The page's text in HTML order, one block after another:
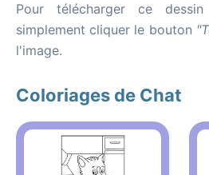
Pour télécharger ce
simplement cliquer le bouton
l'image.
Coloriages de Chat